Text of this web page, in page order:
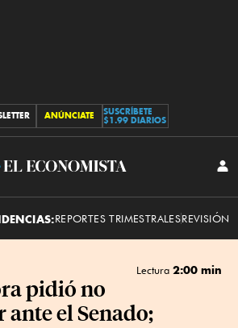
ANÚNCIATE
SUSCRÍBETE
$1.99 DIARIOS
El
REPORTES TRIMESTRALESREVISIÓN
Lectura 2:00 min
pidió no
ante el Senado;